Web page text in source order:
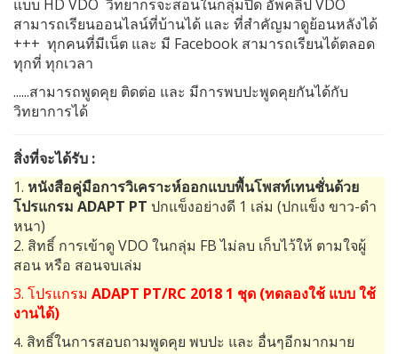
แบบ HD VDO วิทยากรจะสอนในกลุ่มปิด อัพคลิป VDO
สามารถเรียนออนไลน์ที่บ้านได้ และ ที่สำคัญมาดูย้อนหลังได้
+++ ทุกคนที่มีเน็ต และ มี Facebook สามารถเรียนได้ตลอด
ทุกที่ ทุกเวลา
......สามารถพูดคุย ติดต่อ และ มีการพบปะพูดคุยกันได้กับ
วิทยาการได้
สิ่งที่จะได้รับ :
1. หนังสือคู่มือการวิเคราะห์ออกแบบพื้นโพสท์เทนชั่นด้วย
โปรแกรม ADAPT PT ปกแข็งอย่างดี 1 เล่ม (ปกแข็ง ขาว-ดำ
หนา)
2. สิทธิ์ การเข้าดูVDO ในกลุ่ม FBไม่ลบ เก็บไว้ให้ ตามใจผู้
สอนหรือ สอนจบเล่ม
3. โปรแกรม ADAPT PT/RC 2018 1 ชุด (ทดลองใช้ แบบ ใช้
งานได้)
4. สิทธิ์ในการสอบถามพูดคุย พบปะ และ อื่นๆอีกมากมาย